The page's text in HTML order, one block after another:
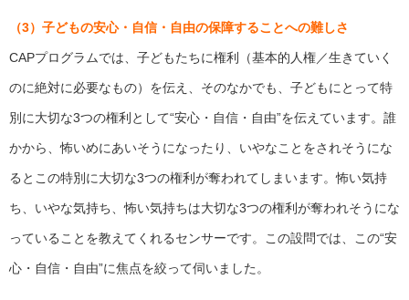
（3）子どもの安心・自信・自由の保障することへの難しさ
CAPプログラムでは、子どもたちに権利（基本的人権／生きていく
のに絶対に必要なもの）を伝え、そのなかでも、子どもにとって特
別に大切な3つの権利として“安心・自信・自由”を伝えています。誰
かから、怖いめにあいそうになったり、いやなことをされそうにな
るとこの特別に大切な3つの権利が奪われてしまいます。怖い気持
ち、いやな気持ち、怖い気持ちは大切な3つの権利が奪われそうにな
っていることを教えてくれるセンサーです。この設問では、この“安
心・自信・自由”に焦点を絞って伺いました。